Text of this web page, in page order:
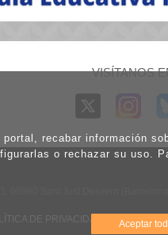
VISÍTANOS
DE PRIVACIDAD AVISO LEGAL
recabar información
o rechazar su
Aceptar